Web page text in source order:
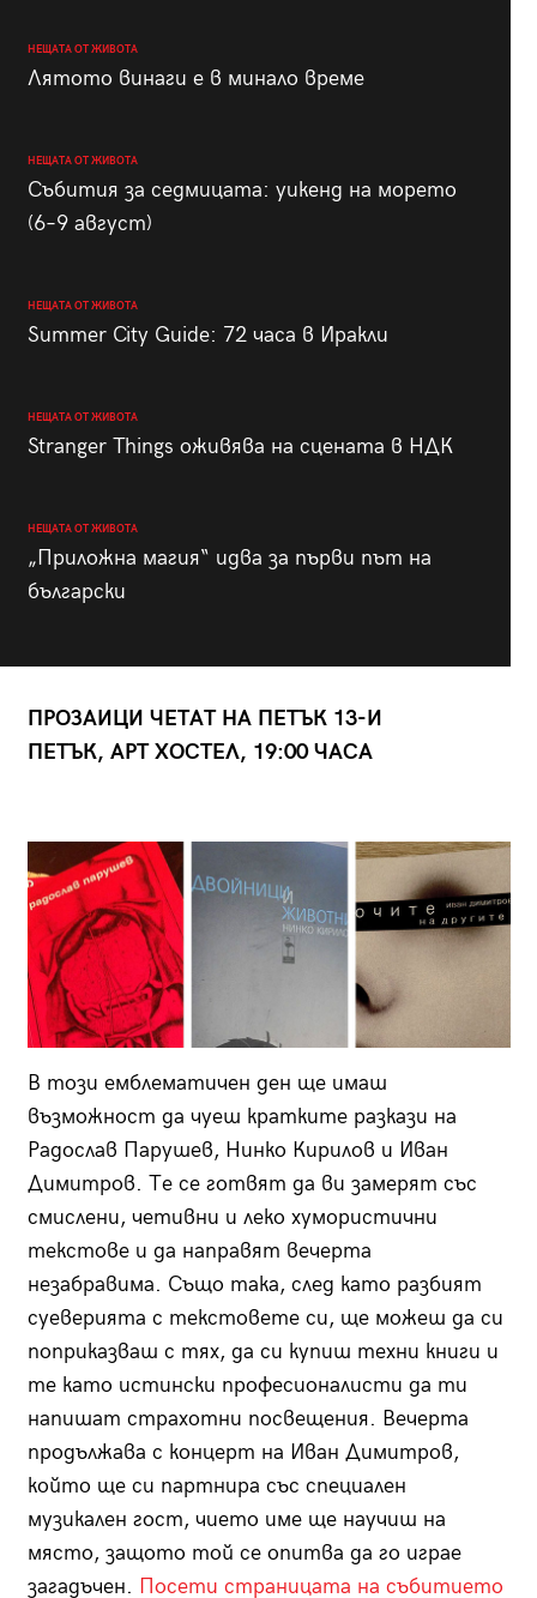
НЕЩАТА ОТ ЖИВОТА
Лятото винаги е в минало време
НЕЩАТА ОТ ЖИВОТА
Събития за седмицата: уикенд на морето
(6–9 август)
НЕЩАТА ОТ ЖИВОТА
Summer City Guide: 72 часа в Иракли
НЕЩАТА ОТ ЖИВОТА
Stranger Things оживява на сцената в НДК
НЕЩАТА ОТ ЖИВОТА
„Приложна магия“ идва за първи път на
български
ПРОЗАИЦИ ЧЕТАТ НА ПЕТЪК 13-И
ПЕТЪК, АРТ ХОСТЕЛ, 19:00 ЧАСА
В този емблематичен ден ще имаш
възможност да чуеш кратките разкази на
Радослав Парушев, Нинко Кирилов и Иван
Димитров. Те се готвят да ви замерят със
смислени, четивни и леко хумористични
текстове и да направят вечерта
незабравима. Също така, след като разбият
суеверията с текстовете си, ще можеш да си
поприказваш с тях, да си купиш техни книги и
те като истински професионалисти да ти
напишат страхотни посвещения. Вечерта
продължава с концерт на Иван Димитров,
който ще си партнира със специален
музикален гост, чието име ще научиш на
място, защото той се опитва да го играе
загадъчен. Посети страницата на събитието